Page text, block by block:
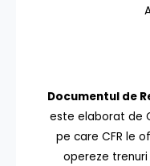
Documentul de
este elaborat de
pe care CFR le
opereze